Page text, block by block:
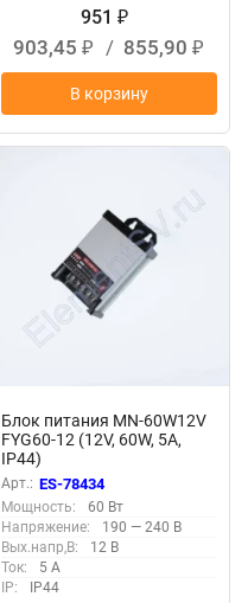
951 ₽
903,45 ₽ / 855,90 ₽
В корзину
Блок питания MN-60W12V
FYG60-12 (12V, 60W, 5A,
IP44)
Арт.: ES-78434
Мощность:
60 Вт
Напряжение:
190 — 240 В
Вых.напр,В:
12 В
Ток:
5 А
IP:
IP44